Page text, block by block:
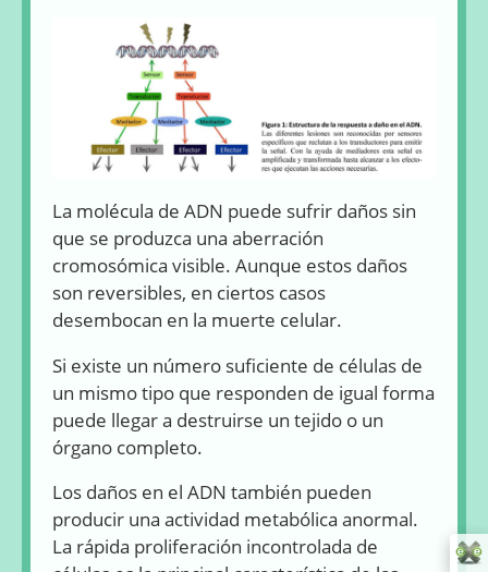
La molécula de ADN puede sufrir daños sin
que se produzca una aberración
cromosómica visible. Aunque estos daños
son reversibles, en ciertos casos
desembocan en la muerte celular.
Si existe un número suficiente de células de
un mismo tipo que responden de igual forma
puede llegar a destruirse un tejido o un
órgano completo.
Los daños en el ADN también pueden
producir una actividad metabólica anormal.
La rápida proliferación incontrolada de